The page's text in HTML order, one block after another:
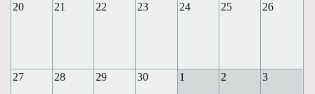
20 21 22 23 24 25 26
27 28 29 30 1 2 3